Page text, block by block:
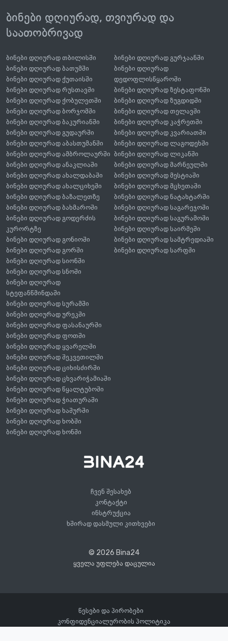
20
ჩვენ შესახებ
კონტაქტი
ინსტრუქცია
ხშირად დასმული კითხვები
© 2026 Bina24
ყველა უფლება დაცულია
ბინები დღიურად, თვიურად და
საათობრივად
ბინები დღიურად თბილისში
ბინები დღიურად ბათუმში
ბინები დღიურად ქუთაისში
ბინები დღიურად რუსთავში
ბინები დღიურად ქობულეთში
ბინები დღიურად ბორჯომში
ბინები დღიურად ბაკურიანში
ბინები დღიურად გუდაურში
ბინები დღიურად აბასთუმანში
ბინები დღიურად ამბროლაურში
ბინები დღიურად ანაკლიაში
ბინები დღიურად ახალდაბაში
ბინები დღიურად ახალციხეში
ბინები დღიურად ბაზალეთზე
ბინები დღიურად ბახმაროში
ბინები დღიურად გოდერძის
კურორტზე
ბინები დღიურად გონიოში
ბინები დღიურად გორში
ბინები დღიურად გურჯაანში
ბინები დღიურად
დედოფლისწყაროში
ბინები დღიურად ზესტაფონში
ბინები დღიურად ზუგდიდში
ბინები დღიურად თელავში
ბინები დღიურად კაჭრეთში
ბინები დღიურად კვარიათში
ბინები დღიურად ლაგოდეხში
ბინები დღიურად ლიკანში
ბინები დღიურად მარნეულში
ბინები დღიურად მესტიაში
ბინები დღიურად მცხეთაში
ბინები დღიურად ნატახტარში
ბინები დღიურად საგარეჯოში
ბინები დღიურად საგურამოში
ბინები დღიურად საირმეში
ბინები დღიურად სამტრედიაში
ბინები დღიურად სარფში
ბინები დღიურად სიონში
ბინები დღიურად სნოში
ბინები დღიურად
სტეფანწმინდაში
ბინები დღიურად სურამში
ბინები დღიურად ურეკში
ბინები დღიურად ფასანაურში
ბინები დღიურად ფოთში
ბინები დღიურად ყვარელში
ბინები დღიურად შეკვეთილში
ბინები დღიურად ციხისძირში
ბინები დღიურად ცხვარიჭამიაში
ბინები დღიურად წყალტუბოში
ბინები დღიურად ჭიათურაში
ბინები დღიურად ხაშურში
ბინები დღიურად ხობში
ბინები დღიურად ხონში
წესები და პირობები
კონფიდენციალურობის პოლიტიკა